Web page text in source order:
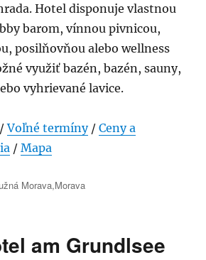
Hotel disponuje vlastnou
barom, vínnou pivnicou,
posilňovňou alebo wellness
využiť bazén, bazén, sauny,
vyhrievané lavice.
/Voľné termíny/Ceny a
/Mapa
Morava,Morava
am Grundlsee